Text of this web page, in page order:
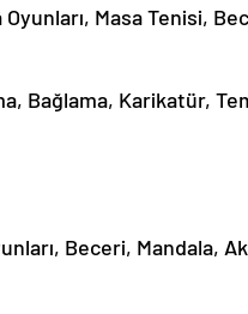
Masa Tenisi,
Bağlama, Karikatür,
Beceri, Mandala,